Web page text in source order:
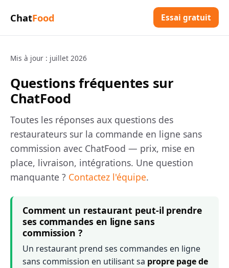
ChatFood Essai gratuit
Mis à jour : juillet 2026
Questions fréquentes sur
ChatFood
Toutes les réponses aux questions des
restaurateurs sur la commande en ligne sans
commission avec ChatFood — prix, mise en
place, livraison, intégrations. Une question
manquante ? Contactez l'équipe.
Comment un restaurant peut-il prendre
ses commandes en ligne sans
commission ?
Un restaurant prend ses commandes en ligne
sans commission en utilisant sa propre page de